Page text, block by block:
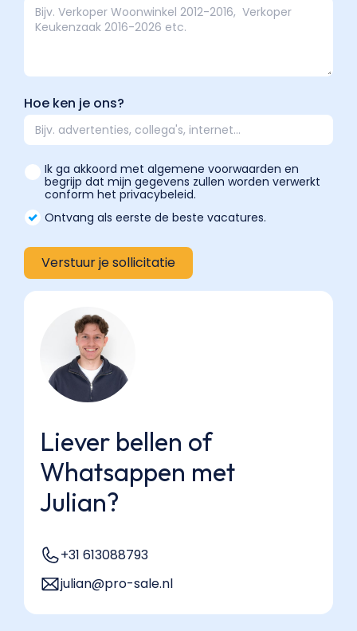
Hoe ken je ons?
Ik ga akkoord met algemene voorwaarden en
begrijp dat mijn gegevens zullen worden verwerkt
conform het privacybeleid.
Ontvang als eerste de beste vacatures.
Liever bellen of
Whatsappen met
Julian?
+31 613088793
julian@pro-sale.nl